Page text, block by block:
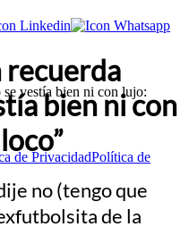
vestía bien ni con lujo:
de PrivacidadPolítica de
recuerda
bien ni con
no (tengo que
de la